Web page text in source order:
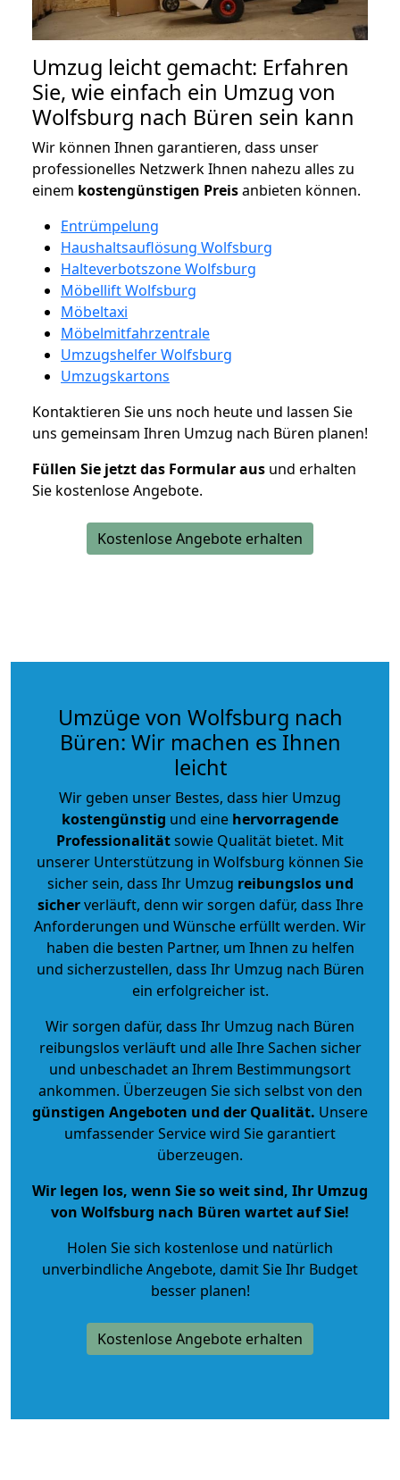
Umzug leicht gemacht: Erfahren
Sie, wie einfach ein Umzug von
Wolfsburg nach Büren sein kann
Wir können Ihnen garantieren, dass unser
professionelles Netzwerk Ihnen nahezu alles zu
einem kostengünstigen Preisanbieten können.
Entrümpelung
Haushaltsauflösung Wolfsburg
Halteverbotszone Wolfsburg
Möbellift Wolfsburg
Möbeltaxi
Möbelmitfahrzentrale
Umzugshelfer Wolfsburg
Umzugskartons
Kontaktieren Sie uns noch heute und lassen Sie
uns gemeinsam Ihren Umzug nach Büren planen!
Füllen Sie jetzt das Formular aus und erhalten
Sie kostenlose Angebote.
Kostenlose Angebote erhalten
Umzüge von Wolfsburg nach
Büren: Wir machen es Ihnen
leicht
Wir geben unser Bestes, dass hier Umzug
kostengünstig und eine hervorragende
Professionalitätsowie Qualität bietet. Mit
unserer Unterstützung in Wolfsburg können Sie
sicher sein, dass Ihr Umzug reibungslos und
sicherverläuft, denn wir sorgen dafür, dass Ihre
Anforderungen und Wünsche erfüllt werden. Wir
haben die besten Partner, um Ihnen zu helfen
und sicherzustellen, dass Ihr Umzug nach Büren
ein erfolgreicher ist.
Wir sorgen dafür, dass Ihr Umzug nach Büren
reibungslos verläuft und alle Ihre Sachen sicher
und unbeschadet an Ihrem Bestimmungsort
ankommen. Überzeugen Sie sich selbst von den
günstigen Angeboten und der Qualität. Unsere
umfassender Service wird Sie garantiert
überzeugen.
Wir legen los, wenn Sie so weit sind, Ihr Umzug
von Wolfsburg nach Büren wartet auf Sie!
Holen Sie sich kostenlose und natürlich
unverbindliche Angebote, damit Sie Ihr Budget
besser planen!
Kostenlose Angebote erhalten